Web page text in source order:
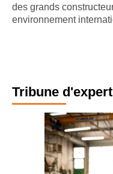
des grands
environnement
Tribune